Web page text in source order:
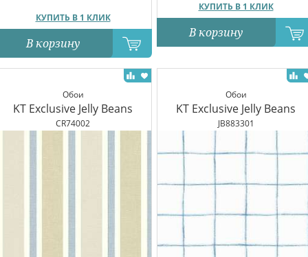
КУПИТЬ В 1 КЛИК
В корзину
КУПИТЬ В 1 КЛИК
В корзину
Обои
KT Exclusive Jelly Beans
CR74002
Обои
KT Exclusive Jelly Beans
JB883301